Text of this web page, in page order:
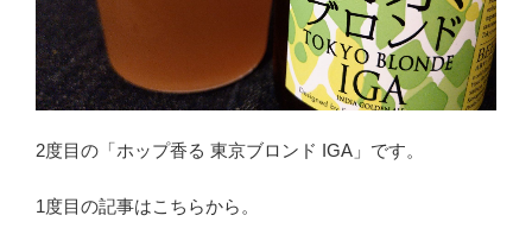
り
華」
×
お
り
と
2度目の「ホップ香る 東京ブロンド IGA」です。
1度目の記事はこちらから。